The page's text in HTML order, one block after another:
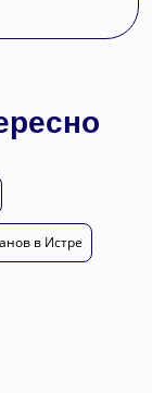
в Истре